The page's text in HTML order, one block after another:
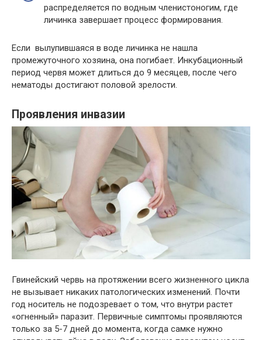
распределяется по водным членистоногим, где
личинка завершает процесс формирования.
Если вылупившаяся в воде личинка не нашла
промежуточного хозяина, она погибает. Инкубационный
период червя может длиться до 9 месяцев, после чего
нематоды достигают половой зрелости.
Проявления инвазии
Гвинейский червь на протяжении всего жизненного цикла
не вызывает никаких патологических изменений. Почти
год носитель не подозревает о том, что внутри растет
«огненный» паразит. Первичные симптомы проявляются
только за 5-7 дней до момента, когда самке нужно